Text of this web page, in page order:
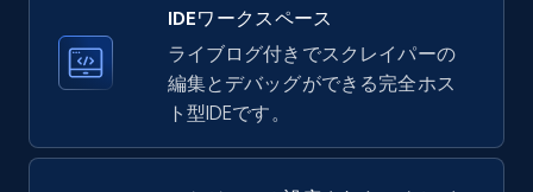
33.5K+ 3.5K+ 無料トライアル
Instagram - Profiles
IDEワークスペース
ライブログ付きでスクレイパーの
編集とデバッグができる完全ホス
ト型IDEです。